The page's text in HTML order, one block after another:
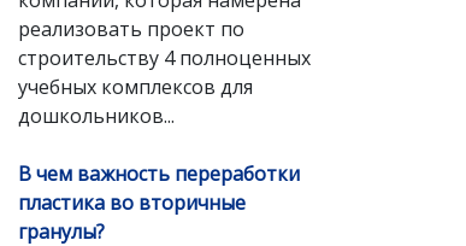
реализовать проект по
строительству 4 полноценных
учебных комплексов для
дошкольников...
В чем важность переработки
пластика во вторичные
гранулы?